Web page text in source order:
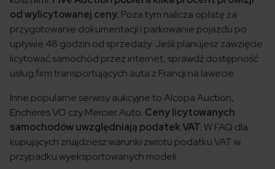
od wylicytowanej ceny. Poza tym nalicza opłatę za
przygotowanie dokumentacji i parkowanie pojazdu po
upływie 48 godzin od sprzedaży. Jeśli planujesz zawzięcie
licytować samochód przez internet, sprawdź dostępność
usług firm transportujących auta z Francji na lawecie.
Inne popularne serwisy aukcyjne to Alcopa Auction,
Enchères VO czy Mercier Auto. Ceny licytowanych
samochodów uwzględniają podatek VAT. W FAQ dla
kupujących znajdziesz warunki zwrotu podatku VAT w
przypadku wyeksportowanych modeli.